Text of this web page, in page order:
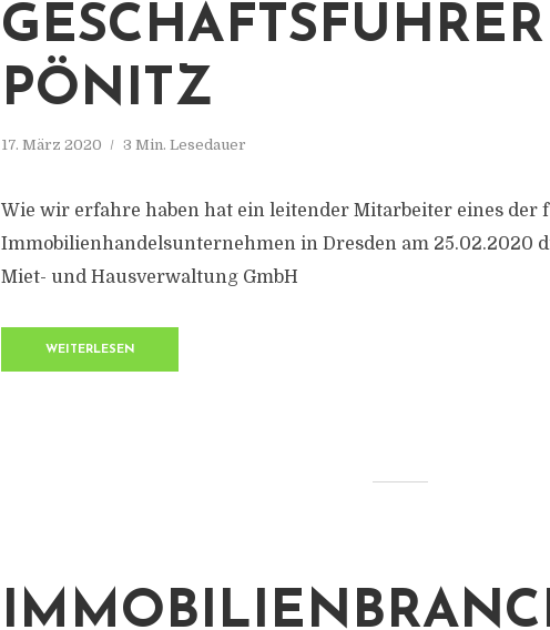
PÖNITZ
17. März 2020 3 Min. Lesedauer
Wie wir erfahre haben hat ein leitender Mitarbeiter eines der
Immobilienhandelsunternehmen in Dresden am 25.02.2020
Miet- und Hausverwaltung GmbH
WEITERLESEN